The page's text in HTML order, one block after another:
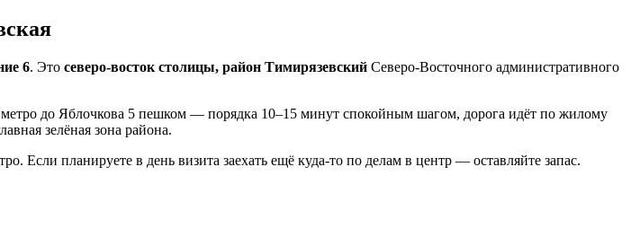
6. Это северо-восток столицы, район Тимирязевский Северо-Восточного административного
до Яблочкова 5 пешком — порядка 10–15 минут спокойным шагом, дорога идёт по жилому
зелёная зона района.
планируете в день визита заехать ещё куда-то по делам в центр — оставляйте запас.